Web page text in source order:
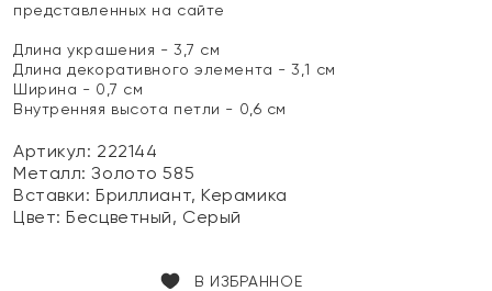
представленных на сайте
Длина украшения - 3,7 см
Длина декоративного элемента - 3,1 см
Ширина - 0,7 см
Внутренняя высота петли - 0,6 см
Артикул: 222144
Металл:Золото 585
Вставки:Бриллиант, Керамика
Цвет:Бесцветный, Серый
В ИЗБРАННОЕ